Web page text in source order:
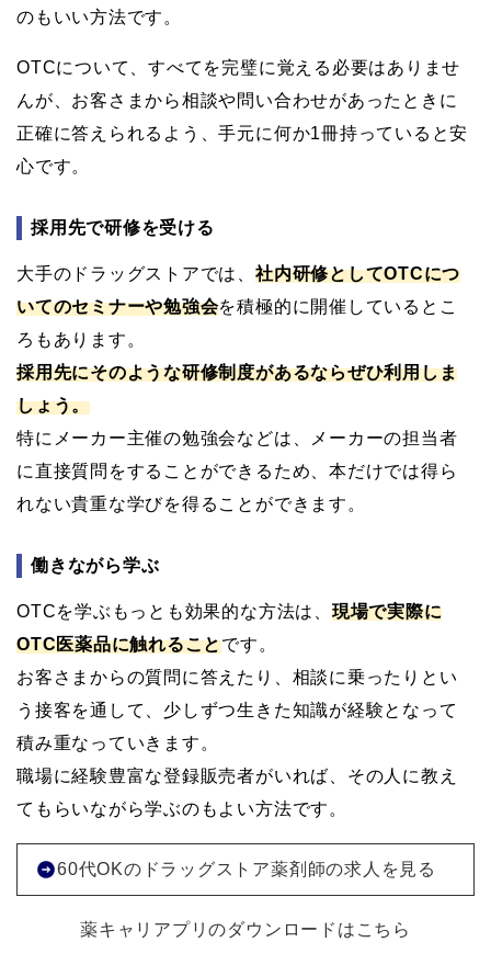
のもいい方法です。
OTCについて、すべてを完璧に覚える必要はありませ
んが、お客さまから相談や問い合わせがあったときに
正確に答えられるよう、手元に何か1冊持っていると安
心です。
採用先で研修を受ける
大手のドラッグストアでは、 社内研修としてOTCにつ
いてのセミナーや勉強会を積極的に開催しているとこ
ろもあります。
採用先にそのような研修制度があるならぜひ利用しま
しょう。
特にメーカー主催の勉強会などは、メーカーの担当者
に直接質問をすることができるため、本だけでは得ら
れない貴重な学びを得ることができます。
働きながら学ぶ
OTCを学ぶもっとも効果的な方法は、 現場で実際に
OTC医薬品に触れることです。
お客さまからの質問に答えたり、相談に乗ったりとい
う接客を通して、少しずつ生きた知識が経験となって
積み重なっていきます。
職場に経験豊富な登録販売者がいれば、その人に教え
てもらいながら学ぶのもよい方法です。
60代OKのドラッグストア薬剤師の求人を見る
薬キャリアプリのダウンロードはこちら